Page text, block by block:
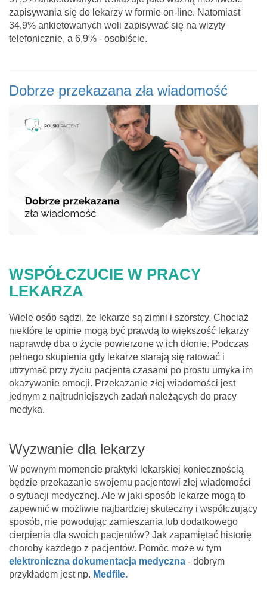
zapisywania się do lekarzy w formie on-line. Natomiast
34,9% ankietowanych woli zapisywać się na wizyty
telefonicznie, a 6,9% - osobiście.
Dobrze przekazana zła wiadomość
WSPÓŁCZUCIE W PRACY
LEKARZA
Wiele osób sądzi, że lekarze są zimni i szorstcy. Chociaż
niektóre te opinie mogą być prawdą to większość lekarzy
naprawdę dba o życie powierzone w ich dłonie. Podczas
pełnego skupienia gdy lekarze starają się ratować i
utrzymać przy życiu pacjenta czasami po prostu umyka im
okazywanie emocji. Przekazanie złej wiadomości jest
jednym z najtrudniejszych zadań należących do pracy
medyka.
Wyzwanie dla lekarzy
W pewnym momencie praktyki lekarskiej koniecznością
będzie przekazanie swojemu pacjentowi złej wiadomości
o sytuacji medycznej. Ale w jaki sposób lekarze mogą to
zapewnić w możliwie najbardziej skuteczny i współczujący
sposób, nie powodując zamieszania lub dodatkowego
cierpienia dla swoich pacjentów? Jak zapamiętać historię
choroby każdego z pacjentów. Pomóc może w tym
elektroniczna dokumentacja medyczna - dobrym
przykładem jest np. Medfile.